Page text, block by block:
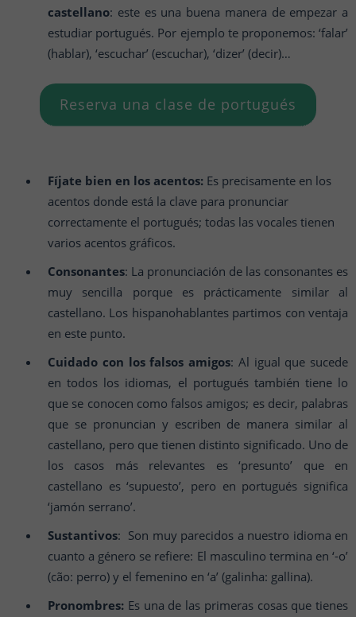
castellano: este es una buena manera de empezar a
estudiar portugués. Por ejemplo te proponemos: ‘falar’
(hablar), ‘escuchar’ (escuchar), ‘dizer’ (decir)…
Reserva una clase de portugués
Fíjate bien en los acentos: Es precisamente en los
acentos donde está la clave para pronunciar
correctamente el portugués; todas las vocales tienen
varios acentos gráficos.
Consonantes: La pronunciación de las consonantes es
muy sencilla porque es prácticamente similar al
castellano. Los hispanohablantes partimos con ventaja
en este punto.
Cuidado con los falsos amigos: Al igual que sucede
en todos los idiomas, el portugués también tiene lo
que se conocen como falsos amigos; es decir, palabras
que se pronuncian y escriben de manera similar al
castellano, pero que tienen distinto significado. Uno de
los casos más relevantes es ‘presunto’ que en
castellano es ‘supuesto’, pero en portugués significa
‘jamón serrano’.
Sustantivos: Son muy parecidos a nuestro idioma en
cuanto a género se refiere: El masculino termina en ‘-o’
(cão: perro) y el femenino en ‘a’ (galinha: gallina).
Pronombres: Es una de las primeras cosas que tienes